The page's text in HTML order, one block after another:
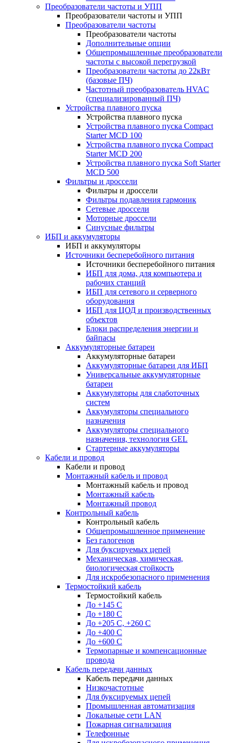
Преобразователи частоты и УПП
Преобразователи частоты и УПП
Преобразователи частоты
Преобразователи частоты
Дополнительные опции
Общепромышленные преобразователи
частоты с высокой перегрузкой
Преобразователи частоты до 22кВт
(базовые ПЧ)
Частотный преобразователь HVAC
(специализированный ПЧ)
Устройства плавного пуска
Устройства плавного пуска
Устройства плавного пуска Compact
Starter MCD 100
Устройства плавного пуска Compact
Starter MCD 200
Устройства плавного пуска Soft Starter
MCD 500
Фильтры и дроссели
Фильтры и дроссели
Фильтры подавления гармоник
Сетевые дроссели
Моторные дроссели
Синусные фильтры
ИБП и аккумуляторы
ИБП и аккумуляторы
Источники бесперебойного питания
Источники бесперебойного питания
ИБП для дома, для компьютера и
рабочих станций
ИБП для сетевого и серверного
оборудования
ИБП для ЦОД и производственных
объектов
Блоки распределения энергии и
байпасы
Аккумуляторные батареи
Аккумуляторные батареи
Аккумуляторные батареи для ИБП
Универсальные аккумуляторные
батареи
Аккумуляторы для слаботочных
систем
Аккумуляторы специального
назначения
Аккумуляторы специального
назначения, технология GEL
Стартерные аккумуляторы
Кабели и провод
Кабели и провод
Монтажный кабель и провод
Монтажный кабель и провод
Монтажный кабель
Монтажный провод
Контрольный кабель
Контрольный кабель
Общепромышленное применение
Без галогенов
Для буксируемых цепей
Механическая, химическая,
биологическая стойкость
Для искробезопасного применения
Термостойкий кабель
Термостойкий кабель
До +145 С
До +180 C
До +205 С, +260 С
До +400 C
До +600 С
Термопарные и компенсационные
провода
Кабель передачи данных
Кабель передачи данных
Низкочастотные
Для буксируемых цепей
Промышленная автоматизация
Локальные сети LAN
Пожарная сигнализация
Телефонные